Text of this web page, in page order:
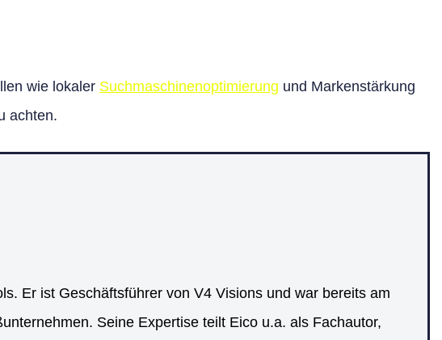
wie lokaler Suchmaschinenoptimierung und Markenstärkung
achten.
Er ist Geschäftsführer von V4 Visions und war bereits am
Seine Expertise teilt Eico u.a. als Fachautor,